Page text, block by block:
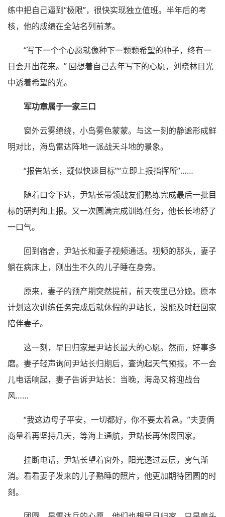
练中把自己逼到“极限”，很快实现独立值班。半年后的考
核，他的成绩在全站名列前茅。
“写下一个个心愿就像种下一颗颗希望的种子，终有一
日会开出花来。” 回想着自己去年写下的心愿，刘晓林目光
中透着希望的光。
军功章属于一家三口
窗外云雾缭绕，小岛雾色蒙蒙。与这一刻的静谧形成鲜
明对比，海岛雷达阵地一派战天斗地的景象。
“报告站长，疑似快速目标”“立即上报指挥所”……
随着口令下达，尹站长带领战友们熟练完成最后一批目
标的研判和上报。又一次圆满完成训练任务，他长长地舒了
一口气。
回到宿舍，尹站长和妻子视频通话。视频的那头，妻子
躺在病床上，刚出生不久的儿子睡在身旁。
原来，妻子的预产期突然提前，前天夜里已分娩。原本
计划这次训练任务完成后就休假的尹站长，没能及时赶回家
陪伴妻子。
这一刻，早日归家是尹站长最大的心愿。然而，好事多
磨。妻子轻声询问尹站长归期后，查询起天气预报。不一会
儿电话响起，妻子告诉尹站长：当晚，海岛又将迎战台
风……
“我这边母子平安，一切都好，你不要太着急。”夫妻俩
商量着再坚持几天，等海上通航，尹站长再休假回家。
挂断电话，尹站长望着窗外，阳光透过云层，雾气渐
消。看看妻子发来的儿子熟睡的照片，他更加期待团圆的时
刻。